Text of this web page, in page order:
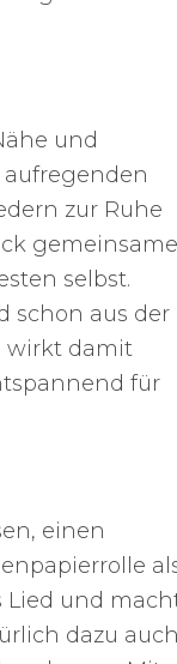
und
aufregenden
zur Ruhe
gemeinsame
selbst.
schon aus der
wirkt damit
für
einen
Lied und
dazu